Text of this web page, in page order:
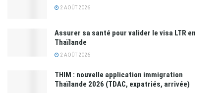
2 AOÛT 2026
Assurer sa santé pour valider le visa LTR en
Thaïlande
2 AOÛT 2026
THIM : nouvelle application immigration
Thaïlande 2026 (TDAC, expatriés, arrivée)